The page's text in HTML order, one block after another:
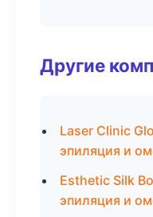
Другие
Laser Clinic
эпиляция и
Esthetic Silk
эпиляция и